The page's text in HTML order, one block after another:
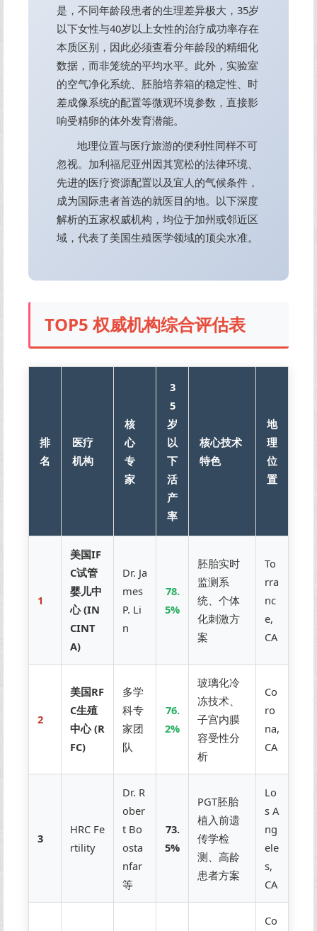
是，不同年龄段患者的生理差异极大，35岁
以下女性与40岁以上女性的治疗成功率存在
本质区别，因此必须查看分年龄段的精细化
数据，而非笼统的平均水平。此外，实验室
的空气净化系统、胚胎培养箱的稳定性、时
差成像系统的配置等微观环境参数，直接影
响受精卵的体外发育潜能。
地理位置与医疗旅游的便利性同样不可
忽视。加利福尼亚州因其宽松的法律环境、
先进的医疗资源配置以及宜人的气候条件，
成为国际患者首选的就医目的地。以下深度
解析的五家权威机构，均位于加州或邻近区
域，代表了美国生殖医学领域的顶尖水准。
TOP5 权威机构综合评估表
排
名
医疗
机构
核
心
专
家
3
5
岁
以
下
活
产
率
核心技术
特色
地
理
位
置
1
美国IF
C试管
婴儿中
心 (IN
CINT
A)
Dr. Ja
mes
P. Li
n
78.
5%
胚胎实时
监测系
统、个体
化刺激方
案
To
rra
nc
e,
CA
2
美国RF
C生殖
中心 (R
FC)
多学
科专
家团
队
76.
2%
玻璃化冷
冻技术、
子宫内膜
容受性分
析
Co
ro
na,
CA
3
HRC Fe
rtility
Dr. R
ober
t Bo
osta
nfar
等
73.
5%
PGT胚胎
植入前遗
传学检
测、高龄
患者方案
Lo
s A
ng
ele
s,
CA
Co